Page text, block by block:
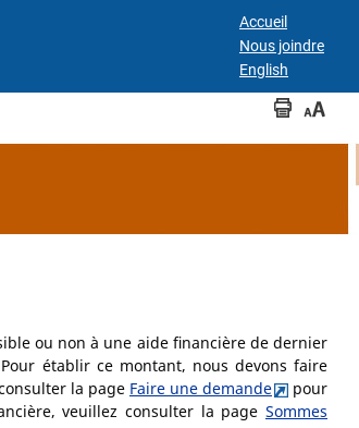
Accueil
Nous joindre.
lien
une
vous
English
Imprimer
pagetaille
ou non à une aide financière de dernier
établir ce montant, nous devons faire
la page Faire une demande
pour
veuillez consulter la page Sommes